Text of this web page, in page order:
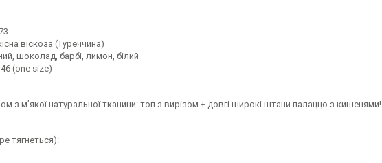
віскоза (Туреччина)
шоколад, барбі, лимон, білий
(one size)
з мʼякої натуральної тканини: топ з вирізом + довгі широкі штани палаццо з кишенями!
тягнеться):